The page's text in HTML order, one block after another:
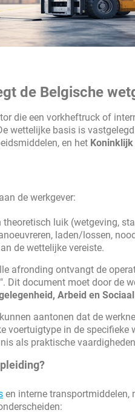
de Belgische
die een vorkheftruck of
wettelijke basis is
en het Koninklijk
de werkgever:
luik (wetgeving,
laden/lossen,
de wettelijke vereiste.
afronding ontvangt de
Dit document moet door de
Arbeid en
aantonen dat de
voertuigtype in de specifieke
als praktische
en interne transportmiddelen,